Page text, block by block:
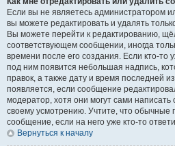
Если вы не являетесь администратором
вы можете редактировать и удалять
Вы можете перейти к редактированию,
соответствующем сообщении, иногда
времени после его создания. Если кто-то
под ним появится небольшая надпись,
правок, а также дату и время последней
появляется, если сообщение
модератор, хотя они могут сами
своему усмотрению. Учтите, что обычные
сообщение, если на него уже кто-то
Вернуться к началу